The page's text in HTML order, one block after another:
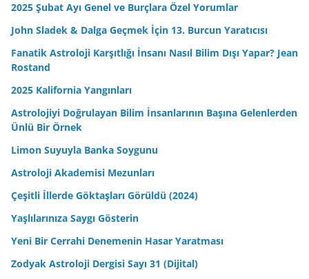
2025 Şubat Ayı Genel ve Burçlara Özel Yorumlar
John Sladek & Dalga Geçmek İçin 13. Burcun Yaratıcısı
Fanatik Astroloji Karşıtlığı İnsanı Nasıl Bilim Dışı Yapar? Jean
Rostand
2025 Kalifornia Yangınları
Astrolojiyi Doğrulayan Bilim İnsanlarının Başına Gelenlerden
Ünlü Bir Örnek
Limon Suyuyla Banka Soygunu
Astroloji Akademisi Mezunları
Çeşitli İllerde Göktaşları Görüldü (2024)
Yaşlılarınıza Saygı Gösterin
Yeni Bir Cerrahi Denemenin Hasar Yaratması
Zodyak Astroloji Dergisi Sayı 31 (Dijital)